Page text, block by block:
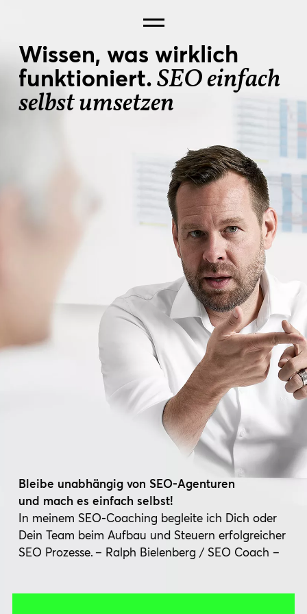
SEO BERATUNG
SEO COACHING
SEO OHNE
AGENTUR CHECK
KONTAKT
Wissen, was wirklich
funktioniert. SEO einfach
selbst umsetzen
Bleibe unabhängig von SEO-Agenturen
und mach es einfach selbst!
In meinem SEO-Coaching begleite ich Dich oder
Dein Team beim Aufbau und Steuern erfolgreicher
SEO Prozesse. – Ralph Bielenberg / SEO Coach –